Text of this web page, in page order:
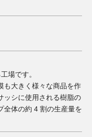
場です。
も大きく様々な商品を作
ッシに使用される樹脂の
体の約 4 割の生産量を